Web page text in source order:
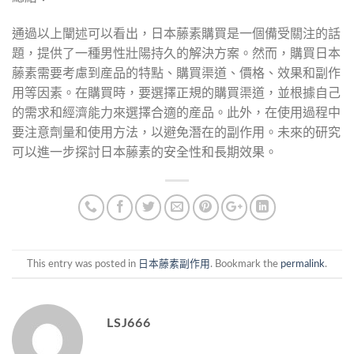
通過以上闡述可以看出，日本藤素購買是一個備受關注的話
題，提供了一種男性壯陽持久的解決方案。然而，購買日本
藤素需要考慮到産品的特點、購買渠道、價格、效果和副作
用等因素。在購買時，要選擇正規的購買渠道，並根據自己
的需求和經濟能力來選擇合適的産品。此外，在使用過程中
要注意劑量和使用方法，以避免潛在的副作用。未來的研究
可以進一步探討日本藤素的安全性和長期效果。
This entry was posted in 日本藤素副作用 . Bookmark the permalink.
LSJ666